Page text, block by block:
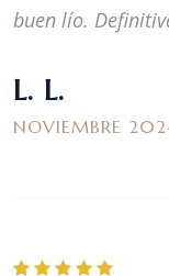
buen lío.
L. L.
NOVIEMBRE